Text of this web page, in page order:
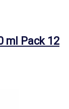
ml Pack 12